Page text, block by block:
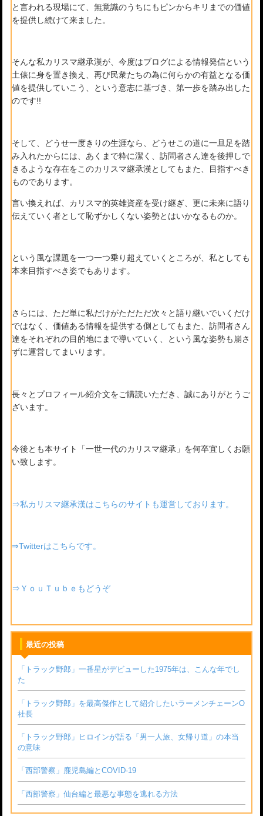
と言われる現場にて、無意識のうちにもピンからキリまでの価値
を提供し続けて来ました。
そんな私カリスマ継承漢が、今度はブログによる情報発信という
土俵に身を置き換え、再び民衆たちの為に何らかの有益となる価
値を提供していこう、という意志に基づき、第一歩を踏み出した
のです!!
そして、どうせ一度きりの生涯なら、どうせこの道に一旦足を踏
み入れたからには、あくまで粋に潔く、訪問者さん達を後押しで
きるような存在をこのカリスマ継承漢としてもまた、目指すべき
ものであります。
言い換えれば、カリスマ的英雄資産を受け継ぎ、更に未来に語り
伝えていく者として恥ずかしくない姿勢とはいかなるものか。
という風な課題を一つ一つ乗り超えていくところが、私としても
本来目指すべき姿でもあります。
さらには、ただ単に私だけがただただ次々と語り継いでいくだけ
ではなく、価値ある情報を提供する側としてもまた、訪問者さん
達をそれぞれの目的地にまで導いていく、という風な姿勢も崩さ
ずに運営してまいります。
長々とプロフィール紹介文をご購読いただき、誠にありがとうご
ざいます。
今後とも本サイト「一世一代のカリスマ継承」を何卒宜しくお願
い致します。
⇒私カリスマ継承漢はこちらのサイトも運営しております。
⇒Twitterはこちらです。
⇒ＹｏｕＴｕｂｅもどうぞ
最近の投稿
「トラック野郎」一番星がデビューした1975年は、こんな年でし
た
「トラック野郎」を最高傑作として紹介したいラーメンチェーンО
社長
「トラック野郎」ヒロインが語る「男一人旅、女帰り道」の本当
の意味
「西部警察」鹿児島編とCOVID-19
「西部警察」仙台編と最悪な事態を逃れる方法